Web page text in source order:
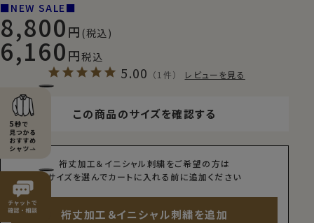
■NEW SALE■
8,800 (税込)
6,160 税込
5.00 （1件） レビューを見る
この商品のサイズを確認する
裄丈加工＆イニシャル刺繍をご希望の方は
サイズを選んでカートに入れる前に追加ください
裄丈加工＆イニシャル刺繍を追加